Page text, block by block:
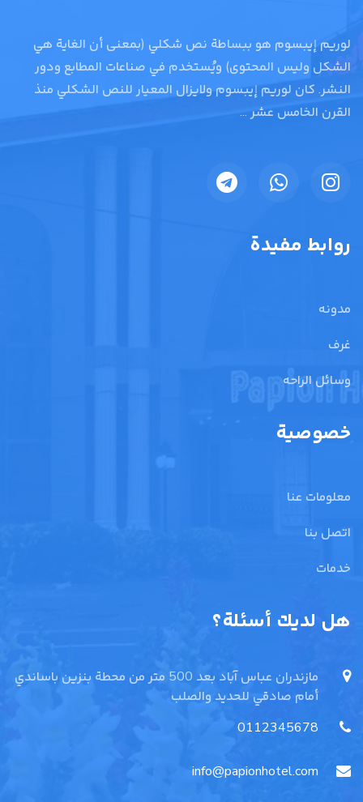
لوريم إيبسوم هو ببساطة نص شكلي (بمعنى أن الغاية هي
الشكل وليس المحتوى) ويُستخدم في صناعات المطابع ودور
النشر. كان لوريم إيبسوم ولايزال المعيار للنص الشكلي منذ
القرن الخامس عشر ...
روابط مفيدة
مدونه
غرف
وسائل الراحه
خصوصية
معلومات عنا
اتصل بنا
خدمات
هل لديك أسئلة؟
مازندران عباس آباد بعد 500 متر من محطة بنزين باساندي
أمام صادقي للحديد والصلب
0112345678
info@papionhotel.com